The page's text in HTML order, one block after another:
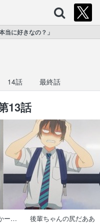
当に好きなの？」
14話 最終話
13話
かー… 後輩ちゃんの尻だああ